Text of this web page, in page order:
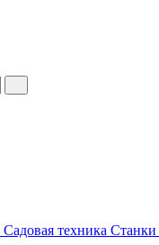
Садовая техника Станки